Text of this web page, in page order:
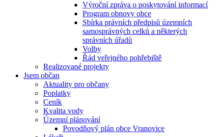
Výroční zpráva o poskytování informací
Program obnovy obce
Sbírka právních předpisů územních
samosprávných celků a některých
správních úřadů
Volby
Řád veřejného pohřebiště
Realizované projekty
Jsem občan
Aktuality pro občany
Poplatky
Ceník
Kvalita vody
Územní plánování
Povodňový plán obce Vranovice